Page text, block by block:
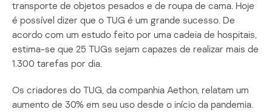
transporte de objetos pesados e de roupa de cama. Hoje
é possível dizer que o TUG é um grande sucesso. De
acordo com um estudo feito por uma cadeia de hospitais,
estima-se que 25 TUGs sejam capazes de realizar mais de
1.300 tarefas por dia.
Os criadores do TUG, da companhia Aethon, relatam um
aumento de 30% em seu uso desde o início da pandemia.